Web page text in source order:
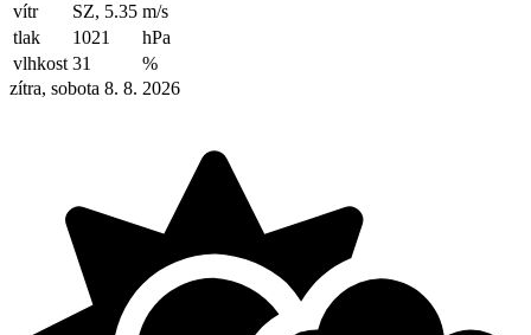
vítr
SZ, 5.35 m/s
tlak
1021
hPa
vlhkost 31
%
zítra, sobota 8. 8. 2026